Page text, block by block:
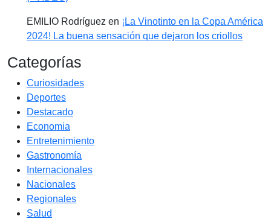
EMILIO Rodríguez en ¡La Vinotinto en la Copa América
2024! La buena sensación que dejaron los criollos
Categorías
Curiosidades
Deportes
Destacado
Economia
Entretenimiento
Gastronomía
Internacionales
Nacionales
Regionales
Salud